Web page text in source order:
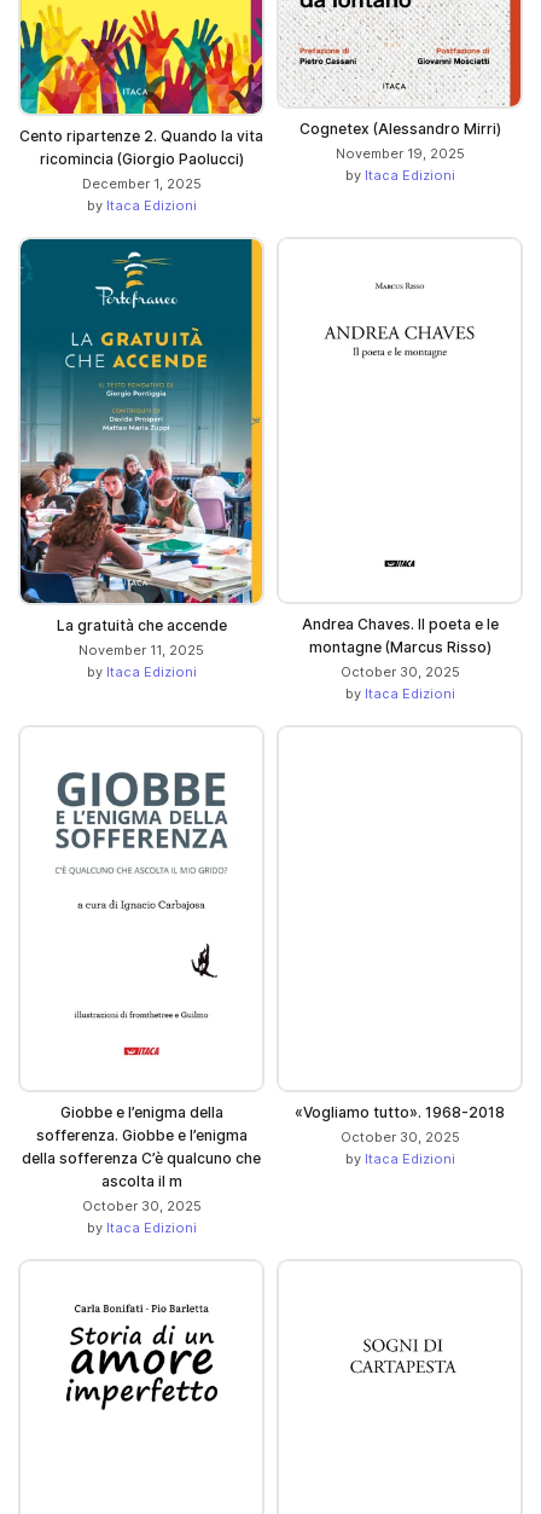
Cento ripartenze 2. Quando la vita
ricomincia (Giorgio Paolucci)
December 1, 2025
by Itaca Edizioni
Cognetex (Alessandro Mirri)
November 19, 2025
by Itaca Edizioni
La gratuità che accende
November 11, 2025
by Itaca Edizioni
Andrea Chaves. Il poeta e le
montagne (Marcus Risso)
October 30, 2025
by Itaca Edizioni
Giobbe e l’enigma della
sofferenza. Giobbe e l’enigma
della sofferenza C’è qualcuno che
ascolta il m
October 30, 2025
by Itaca Edizioni
«Vogliamo tutto». 1968-2018
October 30, 2025
by Itaca Edizioni